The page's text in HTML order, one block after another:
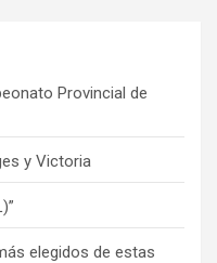
Provincial de
y Victoria
elegidos de estas